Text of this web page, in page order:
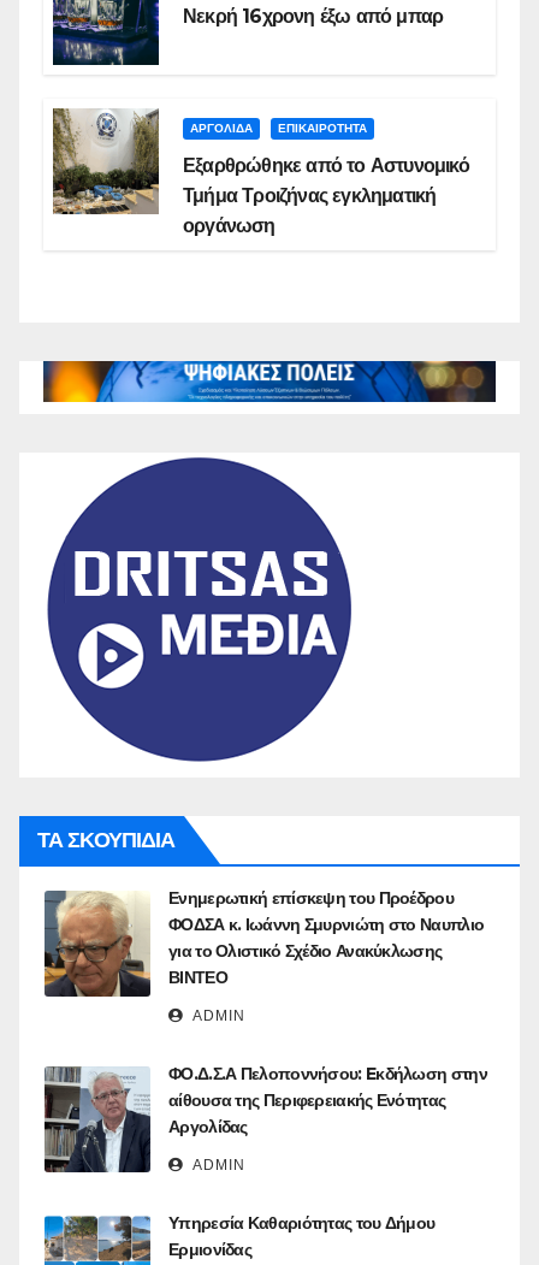
Νεκρή 16χρονη έξω από μπαρ
ΑΡΓΟΛΙΔΑ ΕΠΙΚΑΙΡΟΤΗΤΑ
Εξαρθρώθηκε από το Αστυνομικό
Τμήμα Τροιζήνας εγκληματική
οργάνωση
ΤΑ ΣΚΟΥΠΙΔΙΑ
Ενημερωτική επίσκεψη του Προέδρου
ΦΟΔΣΑ κ. Ιωάννη Σμυρνιώτη στο Ναυπλιο
για το Ολιστικό Σχέδιο Ανακύκλωσης
ΒΙΝΤΕΟ
ADMIN
ΦΟ.Δ.Σ.Α Πελοποννήσου: Eκδήλωση στην
αίθουσα της Περιφερειακής Ενότητας
Αργολίδας
ADMIN
Υπηρεσία Καθαριότητας του Δήμου
Ερμιονίδας